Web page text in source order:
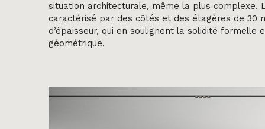
situation architecturale, même la plus complexe.
caractérisé par des côtés et des étagères de 30
d’épaisseur, qui en soulignent la solidité formelle
géométrique.